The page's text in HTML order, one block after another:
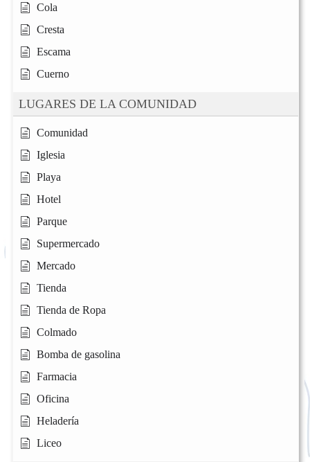
Cola
Cresta
Escama
Cuerno
LUGARES DE LA COMUNIDAD
Comunidad
Iglesia
Playa
Hotel
Parque
Supermercado
Mercado
Tienda
Tienda de Ropa
Colmado
Bomba de gasolina
Farmacia
Oficina
Heladería
Liceo